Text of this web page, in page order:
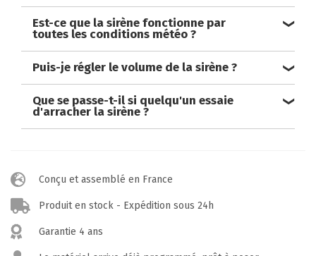
Est-ce que la sirène fonctionne par
toutes les conditions météo ?
Puis-je régler le volume de la sirène ?
Que se passe-t-il si quelqu'un essaie
d'arracher la sirène ?
Conçu et assemblé en France
Produit en stock - Expédition sous 24h
Garantie 4 ans